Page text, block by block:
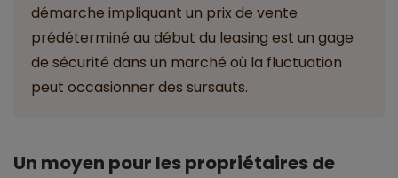
démarche impliquant un prix de vente
prédéterminé au début du leasing est un gage
de sécurité dans un marché où la fluctuation
peut occasionner des sursauts.
Un moyen pour les propriétaires de